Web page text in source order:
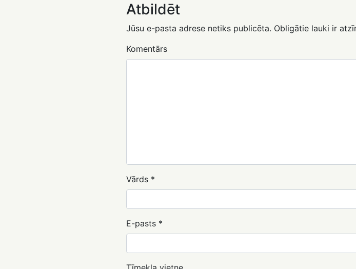
Atbildēt
Jūsu e-pasta adrese netiks publicēta. Obligātie lauki ir
Komentārs
Vārds *
E-pasts *